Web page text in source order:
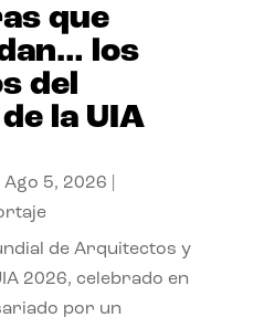
que
los
del
la UIA
Ago 5, 2026
de Arquitectos y
2026, celebrado en
por un